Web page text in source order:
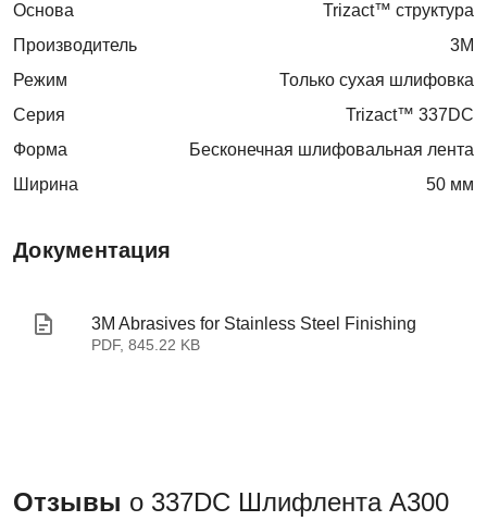
Основа
Trizact™ структура
Производитель
3M
Режим
Только сухая шлифовка
Серия
Trizact™ 337DC
Форма
Бесконечная шлифовальная лента
Ширина
50 мм
Документация
3M Abrasives for Stainless Steel Finishing
PDF, 845.22 KB
Отзывы о 337DC Шлифлента A300